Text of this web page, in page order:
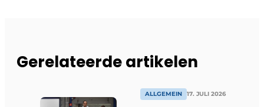
Gerelateerde artikelen
ALLGEMEIN 17. JULI 2026